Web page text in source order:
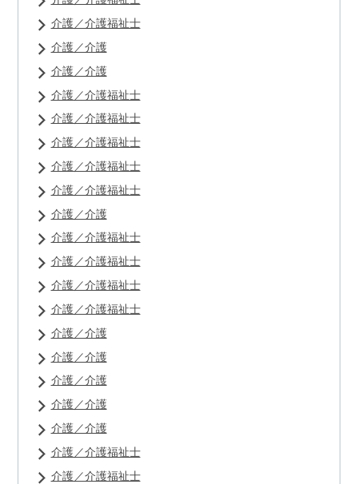
介護／介護福祉士
介護／介護
介護／介護
介護／介護福祉士
介護／介護福祉士
介護／介護福祉士
介護／介護福祉士
介護／介護福祉士
介護／介護
介護／介護福祉士
介護／介護福祉士
介護／介護福祉士
介護／介護福祉士
介護／介護
介護／介護
介護／介護
介護／介護
介護／介護
介護／介護福祉士
介護／介護福祉士